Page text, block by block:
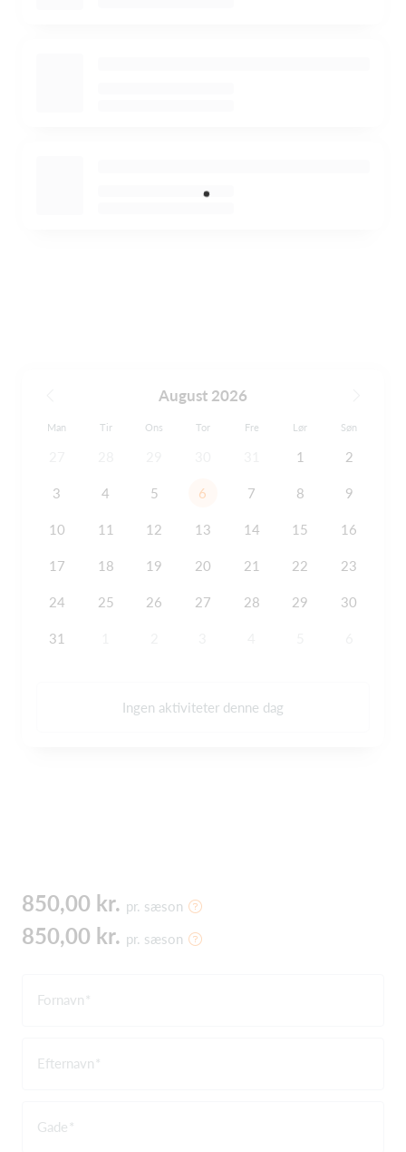
August 2026
Man Tir Ons Tor Fre Lør Søn
1 2
3 4 5 6 7 8 9
10 11 12 13 14 15 16
17 18 19 20 21 22 23
24 25 26 27 28 29 30
31
Ingen aktiviteter denne dag
850,00 kr. pr. sæson
850,00 kr. pr. sæson
Fornavn
Efternavn
Gade